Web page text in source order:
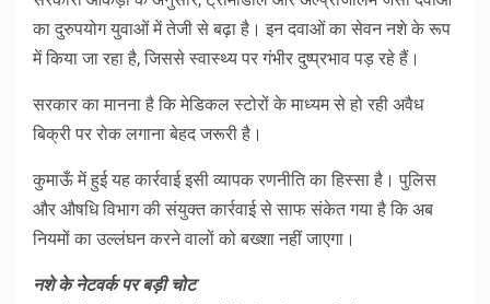
का दुरुपयोग युवाओं में तेजी से बढ़ा है। इन दवाओं का सेवन नशे के रूप
में किया जा रहा है, जिससे स्वास्थ्य पर गंभीर दुष्प्रभाव पड़ रहे हैं।
सरकार का मानना है कि मेडिकल स्टोरों के माध्यम से हो रही अवैध
बिक्री पर रोक लगाना बेहद जरूरी है।
कुमाऊँ में हुई यह कार्रवाई इसी व्यापक रणनीति का हिस्सा है। पुलिस
और औषधि विभाग की संयुक्त कार्रवाई से साफ संकेत गया है कि अब
नियमों का उल्लंघन करने वालों को बख्शा नहीं जाएगा।
नशे के नेटवर्क पर बड़ी चोट